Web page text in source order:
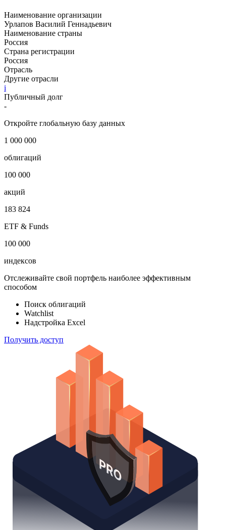
Наименование организации
Урлапов Василий Геннадьевич
Наименование страны
Россия
Страна регистрации
Россия
Отрасль
Другие отрасли
i
Публичный долг
-
Откройте глобальную базу данных
1 000 000
облигаций
100 000
акций
183 824
ETF & Funds
100 000
индексов
Отслеживайте свой портфель наиболее эффективным
способом
Поиск облигаций
Watchlist
Надстройка Excel
Получить доступ